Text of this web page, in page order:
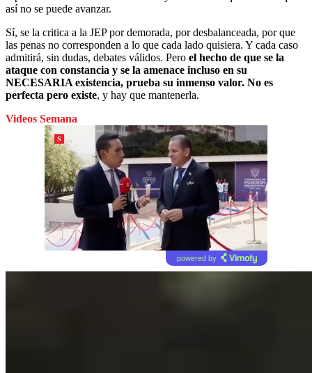
así no se puede avanzar.
Sí, se la critica a la JEP por demorada, por desbalanceada, por que
las penas no corresponden a lo que cada lado quisiera. Y cada caso
admitirá, sin dudas, debates válidos. Pero el hecho de que se la
ataque con constancia y se la amenace incluso en su
NECESARIA existencia, prueba su inmenso valor. No es
perfecta pero existe, y hay que mantenerla.
Videos Semana
powered by